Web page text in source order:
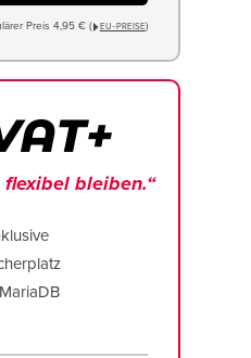
Preis 4,95 € ( EU−PREISE)
flexibel bleiben.“